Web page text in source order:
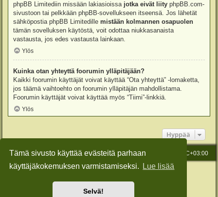
Tämä sivusto käyttää evästeitä parhaan
käyttäjäkokemuksen varmistamiseksi.
Lue lisää
Selvä!
phpBB Limitediin missään lakiasioissa jotka eivät liity phpBB.com-
sivustoon tai pelkkään phpBB-sovellukseen itseensä. Jos lähetät
sähköpostia phpBB Limitedille mistään kolmannen osapuolen
tämän sovelluksen käytöstä, voit odottaa niukkasanaista
vastausta, jos edes vastausta lainkaan.
Ylös
Kuinka otan yhteyttä foorumin ylläpitäjään?
Kaikki foorumin käyttäjät voivat käyttää “Ota yhteyttä” -lomaketta,
jos täämä vaihtoehto on foorumin ylläpitäjän mahdollistama.
Foorumin käyttäjät voivat käyttää myös “Tiimi”-linkkiä.
Ylös
Hyppää
Etusivu Kaikki ajat ovat UTC+03:00
Viesti Ylläpidolle
Keskustelufoorumin ohjelmistophpBB® Forum Software © phpBB Limited